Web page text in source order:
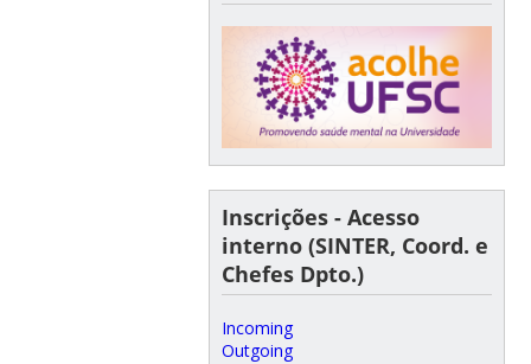
Inscrições - Acesso
interno (SINTER, Coord. e
Chefes Dpto.)
Incoming
Outgoing